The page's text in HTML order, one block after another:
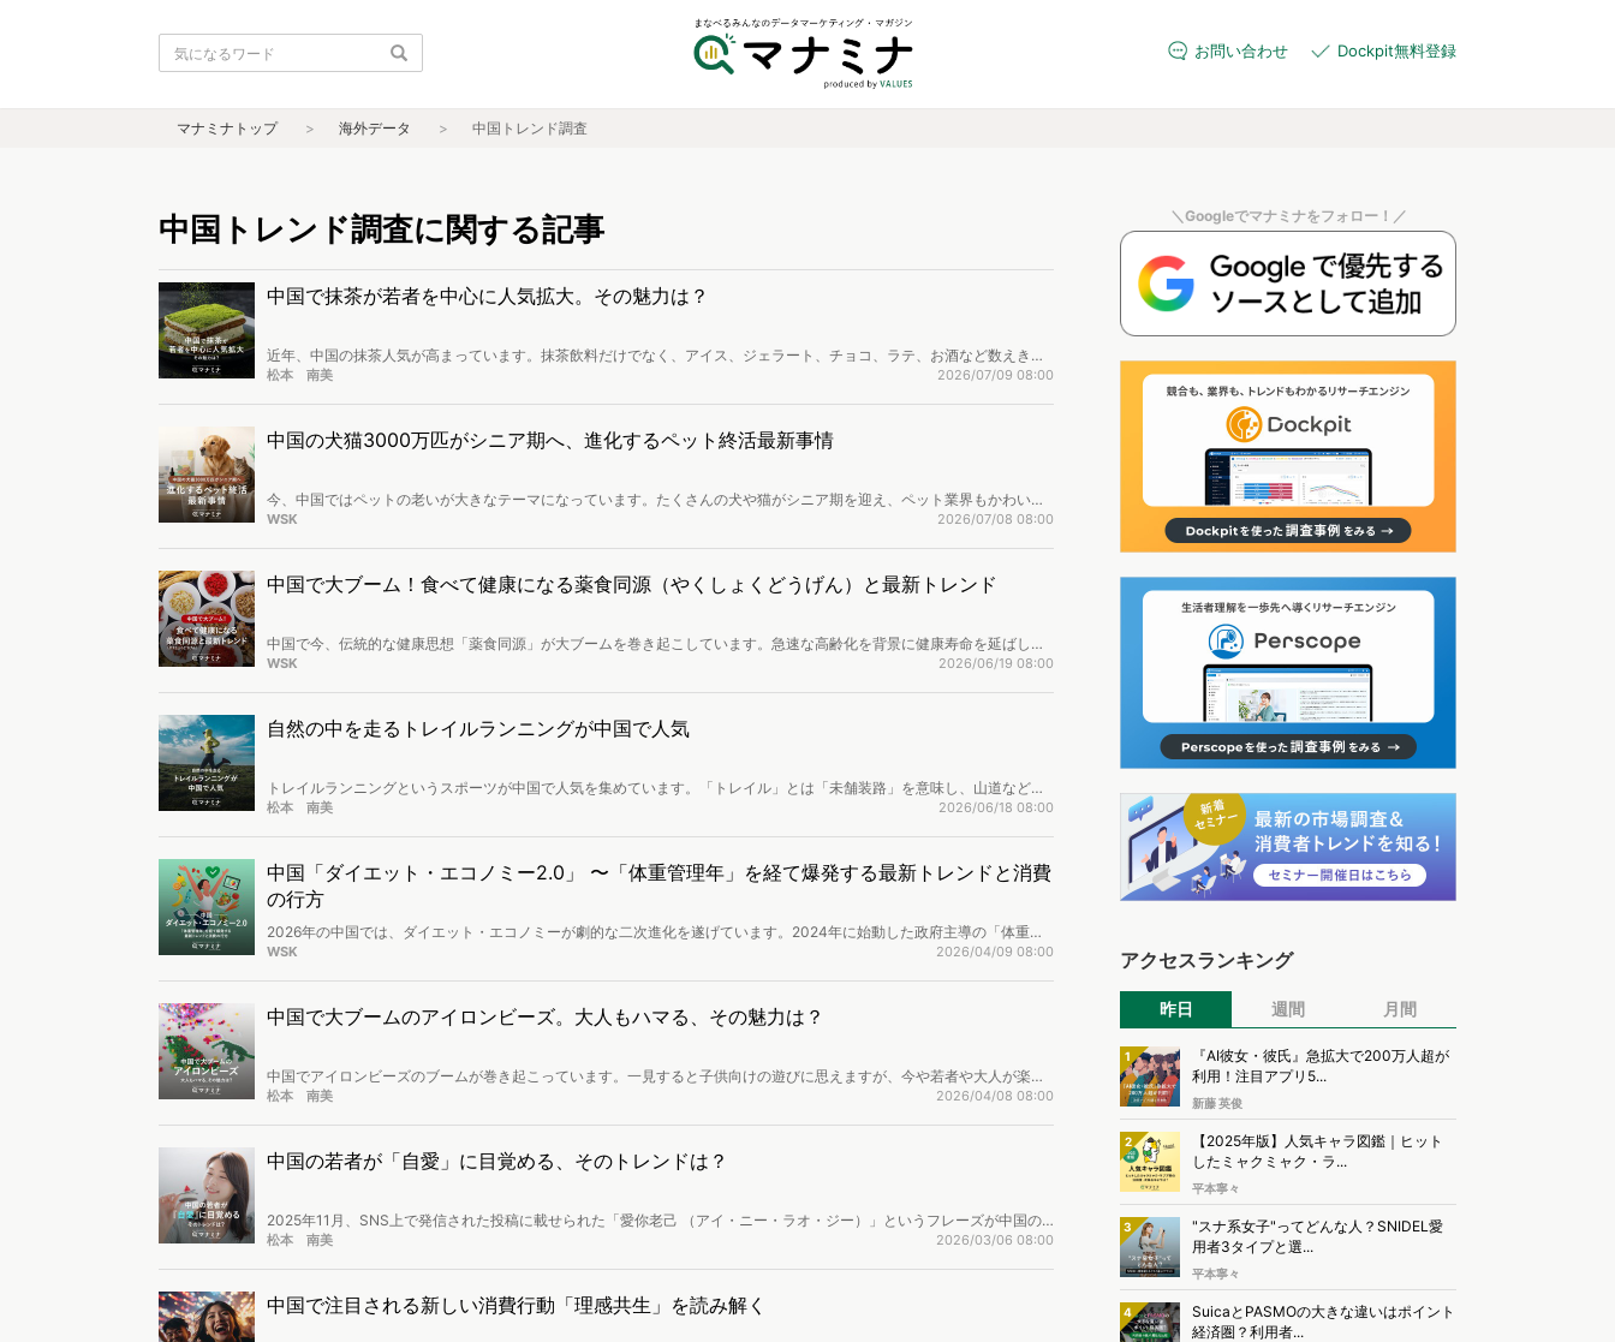
お問い合わせ Dockpit無料登録
マナミナトップ 海外データ 中国トレンド調査
中国トレンド調査に関する記事
中国で抹茶が若者を中心に人気拡大。その魅力は？
近年、中国の抹茶人気が高まっています。抹茶飲料だけでなく、アイス、ジェラート、チョコ、ラテ、お酒など数えきれ
ないほどの抹茶商品が登場しており、「万物皆可抹茶（なんでも抹茶味にできる）」という言葉ができるほどです。この
松本 南美 2026/07/09 08:00
中国の犬猫3000万匹がシニア期へ、進化するペット終活最新事情
今、中国ではペットの老いが大きなテーマになっています。たくさんの犬や猫がシニア期を迎え、ペット業界もかわいが
るだけのフェーズから、最期まで寄り添うケアへと変わってきました。ペット保険、フードと健康管理、そしてペット葬
WSK 2026/07/08 08:00
中国で大ブーム！食べて健康になる薬食同源（やくしょくどうげん）と最新トレンド
中国で今、伝統的な健康思想「薬食同源」が大ブームを巻き起こしています。急速な高齢化を背景に健康寿命を延ばした
いシニア世代だけでなく、日々の疲れやストレスを抱える若者たちの間でも、タイパ抜群の手軽な養生スタイルとして急
品の動向など、進化を続ける中国の最新健康トレンドを解説します。
WSK 2026/06/19 08:00
自然の中を走るトレイルランニングが中国で人気
トレイルランニングというスポーツが中国で人気を集めています。「トレイル」とは「未舗装路」を意味し、山道など自
然の中を走るスポーツです。特に30代から40代の人々の間で人気を集めるこのスポーツについて、ブームとなっている
松本 南美 2026/06/18 08:00
中国「ダイエット・エコノミー2.0」 〜「体重管理年」を経て爆発する最新トレンドと消費
の行方
2026年の中国では、ダイエット・エコノミーが劇的な二次進化を遂げています。2024年に始動した政府主導の「体重管
理年」プロジェクトを経て、国民の意識はダイエットから全天候型のライフスタイルへと進化しています。本記事では、
牽引する最新の消費トレンドを詳説。変容する中国若年層の心理を読み解き、日本企業が中国の巨大な健康市場を攻略す
るためのヒントを提示します。
WSK 2026/04/09 08:00
中国で大ブームのアイロンビーズ。大人もハマる、その魅力は？
中国でアイロンビーズのブームが巻き起こっています。一見すると子供向けの遊びに思えますが、今や若者や大人が楽し
む趣味になっており、2025年の “不思議な趣味”ランキングのTop10に入るほどです。この記事では、アイロンビーズには
松本 南美 2026/04/08 08:00
中国の若者が「自愛」に目覚める、そのトレンドは？
2025年11月、SNS上で発信された投稿に載せられた「愛你老己 （アイ・ニー・ラオ・ジー）」というフレーズが中国の
若者たちの間に広がり始めました。自分自身へ大切にしているよと呼びかける、短いながらも現代の若者の価値観を反映
う言葉が生まれた背景やそれに伴い生まれた消費トレンドを紹介します。
松本 南美 2026/03/06 08:00
中国で注目される新しい消費行動「理感共生」を読み解く
＼Googleでマナミナをフォロー！／
アクセスランキング
昨日 週間 月間
1
『AI彼女・彼氏』急拡大で200万人超が
利用！注目アプリ5...
新藤 英俊
2
【2025年版】人気キャラ図鑑｜ヒット
したミャクミャク・ラ...
平本寧々
3
"スナ系女子"ってどんな人？SNIDEL愛
用者3タイプと選...
平本寧々
4
SuicaとPASMOの大きな違いはポイント
経済圏？利用者...